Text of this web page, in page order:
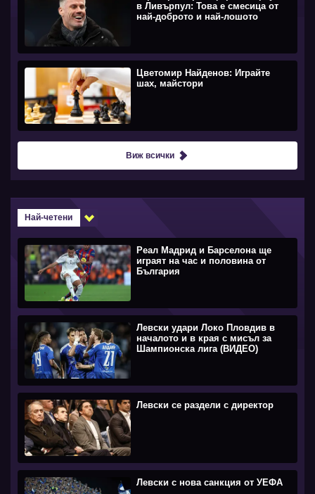
в Ливърпул: Това е смесица от
най-доброто и най-лошото
Цветомир Найденов: Играйте
шах, майстори
Виж всички
Най-четени
Реал Мадрид и Барселона ще
играят на час и половина от
България
Левски удари Локо Пловдив в
началото и в края с мисъл за
Шампионска лига (ВИДЕО)
Левски се раздели с директор
Левски с нова санкция от УЕФА